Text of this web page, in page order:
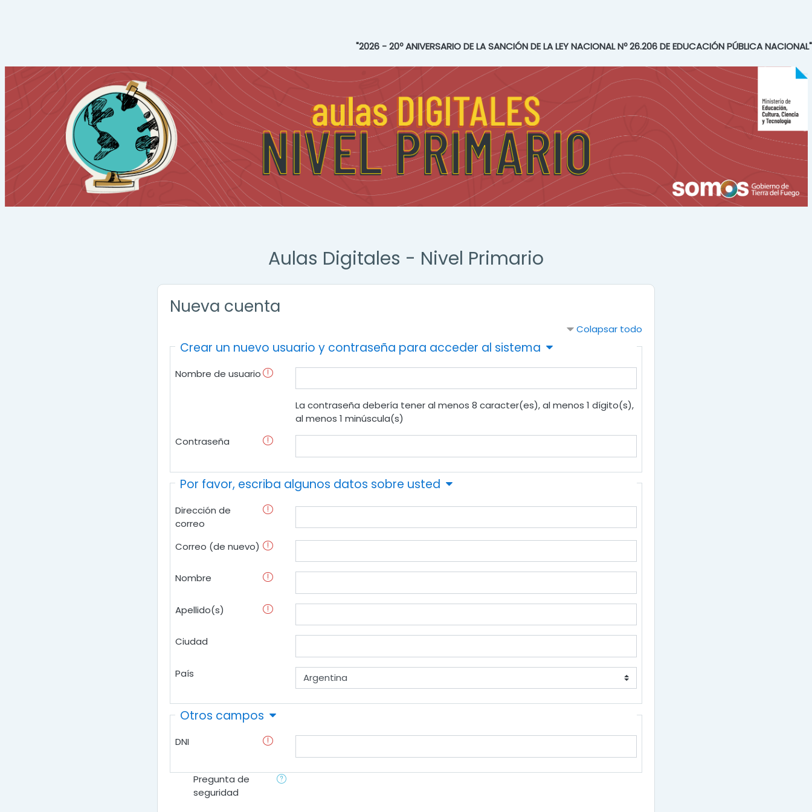
"2026 - 20º ANIVERSARIO DE LA SANCIÓN DE LA LEY NACIONAL Nº 26.206 DE EDUCACIÓN PÚBLICA NACIONAL"
Aulas Digitales - Nivel Primario
Nueva cuenta
Colapsar todo
Crear un nuevo usuario y contraseña para acceder al sistema
Nombre de usuario
La contraseña debería tener al menos 8 caracter(es), al menos 1 dígito(s),
al menos 1 minúscula(s)
Contraseña
Por favor, escriba algunos datos sobre usted
Dirección de
correo
Correo (de nuevo)
Nombre
Apellido(s)
Ciudad
País
Otros campos
DNI
Pregunta de
seguridad